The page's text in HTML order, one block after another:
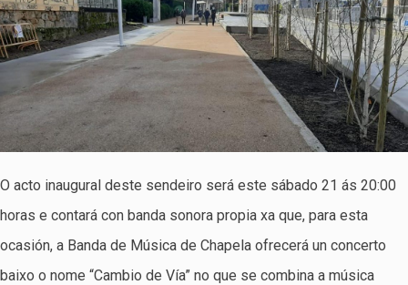
O acto inaugural deste sendeiro será este sábado 21 ás 20:00
horas e contará con banda sonora propia xa que, para esta
ocasión, a Banda de Música de Chapela ofrecerá un concerto
baixo o nome “Cambio de Vía” no que se combina a música